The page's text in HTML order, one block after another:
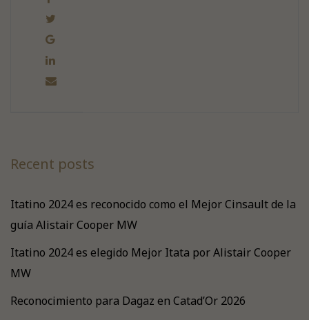
Recent posts
Itatino 2024 es reconocido como el Mejor Cinsault de la
guía Alistair Cooper MW
Itatino 2024 es elegido Mejor Itata por Alistair Cooper
MW
Reconocimiento para Dagaz en Catad’Or 2026